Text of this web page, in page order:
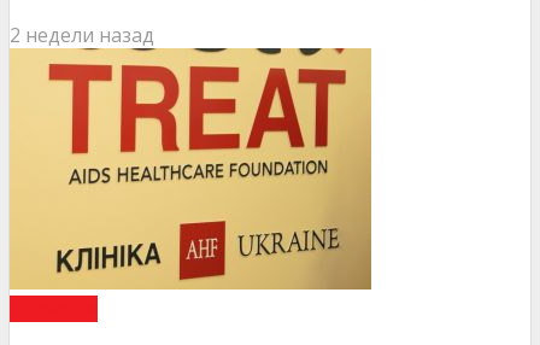
2 недели назад